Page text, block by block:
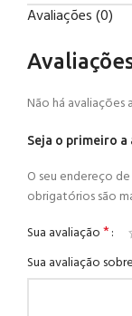
Avaliações (0)
Não há avaliações
Seja o primeiro a
O seu endereço
obrigatórios são
Sua avaliação*
Sua avaliação